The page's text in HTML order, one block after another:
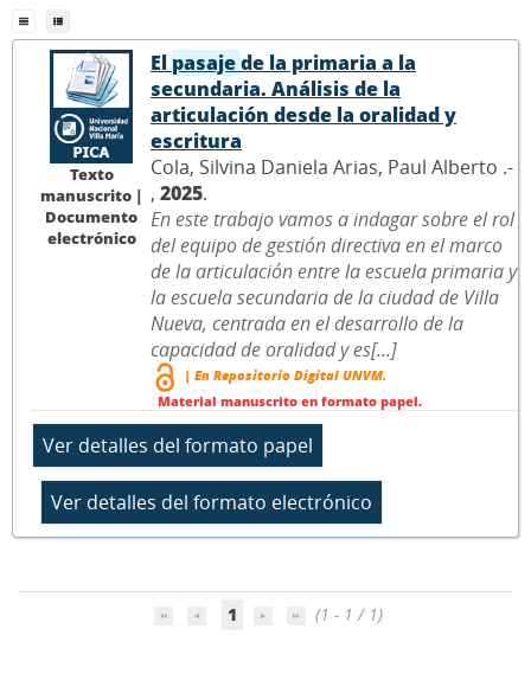
Texto
manuscrito |
Documento
electrónico
El pasajede la primaria a la
secundaria. Análisis de la
articulación desde la oralidad y
escritura
Cola, Silvina Daniela Arias, Paul Alberto .-
, 2025.
En este trabajo vamos a indagar sobre el rol
del equipo de gestión directiva en el marco
de la articulación entre la escuela primaria y
la escuela secundaria de la ciudad de Villa
Nueva, centrada en el desarrollo de la
capacidad de oralidad y es[...]
| En Repositorio Digital UNVM.
Material manuscrito en formato papel.
1 (1 - 1 / 1)